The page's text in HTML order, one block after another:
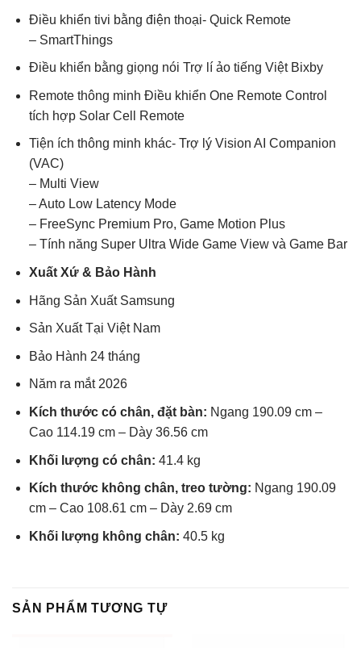
Điều khiển tivi bằng điện thoại- Quick Remote
– SmartThings
Điều khiển bằng giọng nói Trợ lí ảo tiếng Việt Bixby
Remote thông minh Điều khiển One Remote Control
tích hợp Solar Cell Remote
Tiện ích thông minh khác- Trợ lý Vision AI Companion
(VAC)
– Multi View
– Auto Low Latency Mode
– FreeSync Premium Pro, Game Motion Plus
– Tính năng Super Ultra Wide Game View và Game Bar
Xuất Xứ & Bảo Hành
Hãng Sản Xuất Samsung
Sản Xuất Tại Việt Nam
Bảo Hành 24 tháng
Năm ra mắt 2026
Kích thước có chân, đặt bàn: Ngang 190.09 cm –
Cao 114.19 cm – Dày 36.56 cm
Khối lượng có chân: 41.4 kg
Kích thước không chân, treo tường: Ngang 190.09
cm – Cao 108.61 cm – Dày 2.69 cm
Khối lượng không chân: 40.5 kg
SẢN PHẨM TƯƠNG TỰ